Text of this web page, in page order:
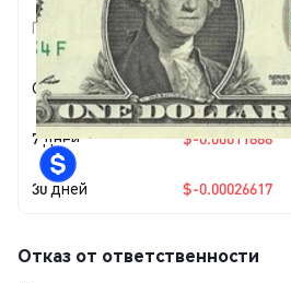
Период
Изменение
суммы
Сегодня $-0.00003012
7 дней $-0.00011888
30 дней $-0.00026617
Отказ от ответственности